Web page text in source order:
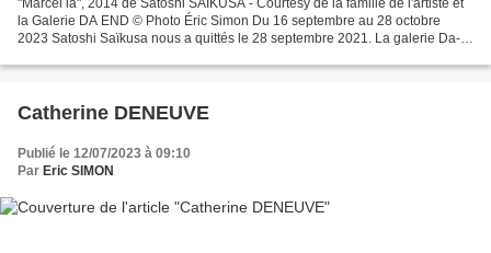
la Galerie DA END © Photo Éric Simon Du 16 septembre au 28 octobre
2023 Satoshi Saïkusa nous a quittés le 28 septembre 2021. La galerie Da-
Catherine DENEUVE
Publié le 12/07/2023 à 09:10
Par Eric SIMON